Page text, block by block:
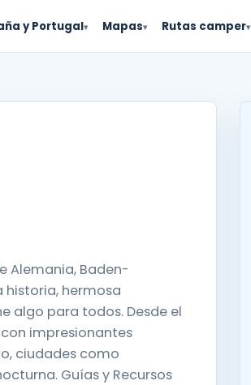
y Portugal▾ Mapas▾ Rutas camper▾
Alemania, Baden-
historia, hermosa
algo para todos. Desde el
impresionantes
ciudades como
Guías y Recursos